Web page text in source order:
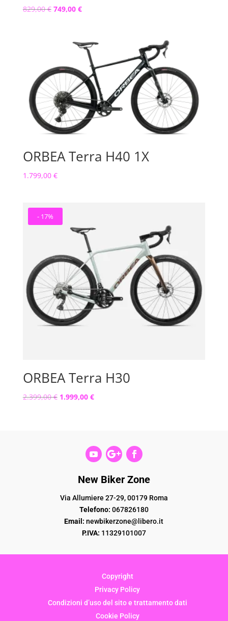
829,00€ Il
749,00 €Il
è:
749,00 €.
ORBEA Terra H40 1X
1.799,00 €
- 17%
ORBEA Terra H30
2.399,00€ Il
1.999,00 €Il
New Biker Zone
Via Allumiere 27-29, 00179 Roma
Telefono: 067826180
Email: newbikerzone@libero.it
P.IVA: 11329101007
Copyright
Privacy Policy
Condizioni d’uso del sito e trattamento dati
Cookie Policy